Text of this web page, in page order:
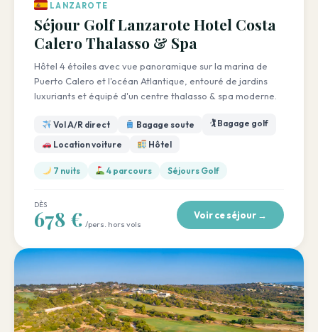
LANZAROTE
Séjour Golf Lanzarote Hotel Costa
Calero Thalasso & Spa
Hôtel 4 étoiles avec vue panoramique sur la marina de
Puerto Calero et l'océan Atlantique, entouré de jardins
luxuriants et équipé d'un centre thalasso & spa moderne.
Vol A/R direct Bagage soute
🏌️ Bagage golf
Location voiture
Hôtel
7 nuits 4 parcours Séjours Golf
DÈS
678 € /pers. hors vols
Voir ce séjour →